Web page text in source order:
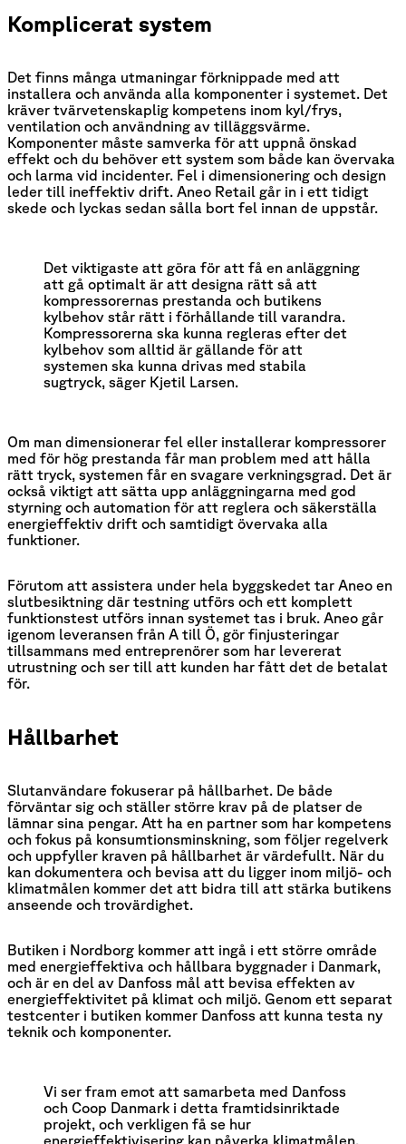
Komplicerat system
Det finns många utmaningar förknippade med att
installera och använda alla komponenter i systemet. Det
kräver tvärvetenskaplig kompetens inom kyl/frys,
ventilation och användning av tilläggsvärme.
Komponenter måste samverka för att uppnå önskad
effekt och du behöver ett system som både kan övervaka
och larma vid incidenter. Fel i dimensionering och design
leder till ineffektiv drift. Aneo Retail går in i ett tidigt
skede och lyckas sedan sålla bort fel innan de uppstår.
Det viktigaste att göra för att få en anläggning
att gå optimalt är att designa rätt så att
kompressorernas prestanda och butikens
kylbehov står rätt i förhållande till varandra.
Kompressorerna ska kunna regleras efter det
kylbehov som alltid är gällande för att
systemen ska kunna drivas med stabila
sugtryck, säger Kjetil Larsen.
Om man dimensionerar fel eller installerar kompressorer
med för hög prestanda får man problem med att hålla
rätt tryck, systemen får en svagare verkningsgrad. Det är
också viktigt att sätta upp anläggningarna med god
styrning och automation för att reglera och säkerställa
energieffektiv drift och samtidigt övervaka alla
funktioner.
Förutom att assistera under hela byggskedet tar Aneo en
slutbesiktning där testning utförs och ett komplett
funktionstest utförs innan systemet tas i bruk. Aneo går
igenom leveransen från A till Ö, gör finjusteringar
tillsammans med entreprenörer som har levererat
utrustning och ser till att kunden har fått det de betalat
för.
Hållbarhet
Slutanvändare fokuserar på hållbarhet. De både
förväntar sig och ställer större krav på de platser de
lämnar sina pengar. Att ha en partner som har kompetens
och fokus på konsumtionsminskning, som följer regelverk
och uppfyller kraven på hållbarhet är värdefullt. När du
kan dokumentera och bevisa att du ligger inom miljö- och
klimatmålen kommer det att bidra till att stärka butikens
anseende och trovärdighet.
Butiken i Nordborg kommer att ingå i ett större område
med energieffektiva och hållbara byggnader i Danmark,
och är en del av Danfoss mål att bevisa effekten av
energieffektivitet på klimat och miljö. Genom ett separat
testcenter i butiken kommer Danfoss att kunna testa ny
teknik och komponenter.
Vi ser fram emot att samarbeta med Danfoss
och Coop Danmark i detta framtidsinriktade
projekt, och verkligen få se hur
energieffektivisering kan påverka klimatmålen,